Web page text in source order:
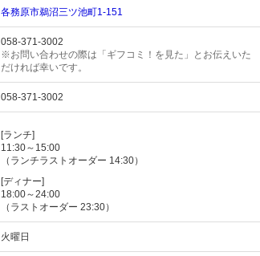
各務原市鵜沼三ツ池町1-151
058-371-3002
※お問い合わせの際は「ギフコミ！を見た」とお伝えいた
だければ幸いです。
058-371-3002
[ランチ]
11:30～15:00
（ランチラストオーダー 14:30）
[ディナー]
18:00～24:00
（ラストオーダー 23:30）
火曜日